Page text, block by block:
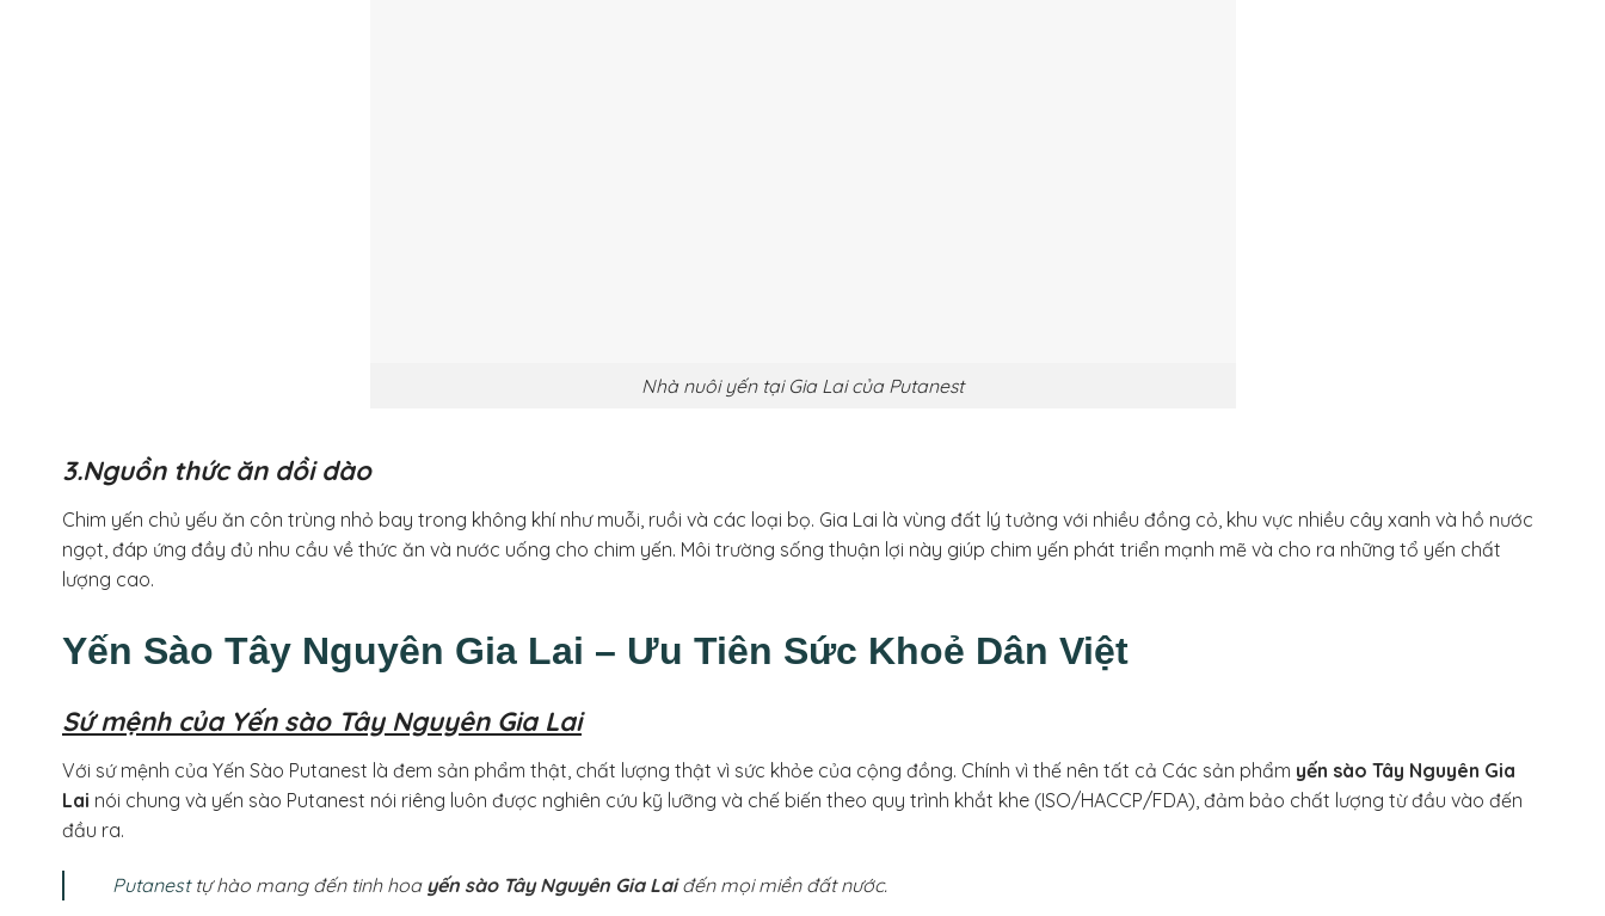
Nhà nuôi yến tại Gia Lai của Putanest
3.Nguồn thức ăn dồi dào
Chim yến chủ yếu ăn côn trùng nhỏ bay trong không khí như muỗi, ruồi và các loại bọ. Gia Lai là vùng đất lý tưởng với nhiều đồng cỏ, khu vực nhiều cây xanh và hồ nước
ngọt, đáp ứng đầy đủ nhu cầu về thức ăn và nước uống cho chim yến. Môi trường sống thuận lợi này giúp chim yến phát triển mạnh mẽ và cho ra những tổ yến chất
lượng cao.
Yến Sào Tây Nguyên Gia Lai – Ưu Tiên Sức Khoẻ Dân Việt
Sứ mệnh của Yến sào Tây Nguyên Gia Lai
Với sứ mệnh của Yến Sào Putanest là đem sản phẩm thật, chất lượng thật vì sức khỏe của cộng đồng. Chính vì thế nên tất cả Các sản phẩm yến sào Tây Nguyên Gia
Lai nói chung và yến sào Putanest nói riêng luôn được nghiên cứu kỹ lưỡng và chế biến theo quy trình khắt khe (ISO/HACCP/FDA), đảm bảo chất lượng từ đầu vào đến
đầu ra.
Putanesttự hào mang đến tinh hoayến sào Tây Nguyên Gia Laiđến mọi miền đất nước.